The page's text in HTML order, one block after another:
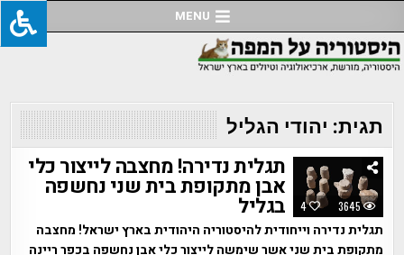
to
content
MENU
תגית: יהודי הגליל
4 3645
תגלית נדירה! מחצבה לייצור כלי
אבן מתקופת בית שני נחשפה
בגליל
תגלית נדירה וייחודית להיסטוריה היהודית בארץ ישראל! מחצבה
מתקופת בית שני אשר שימשה לייצור כלי אבן נחשפה בכפר ריינה